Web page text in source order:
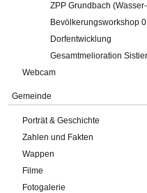
ZPP Grundbach
Bevölkerungsworkshop
Dorfentwicklung
Gesamtmelioration
Webcam
Gemeinde
Porträt & Geschichte
Zahlen und Fakten
Wappen
Filme
Fotogalerie